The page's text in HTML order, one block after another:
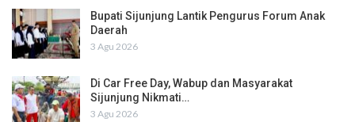
Bupati Sijunjung Lantik Pengurus Forum Anak
Daerah
3 Agu 2026
Di Car Free Day, Wabup dan Masyarakat
Sijunjung Nikmati…
3 Agu 2026